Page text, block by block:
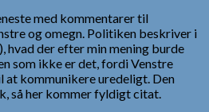
med kommentarer til
og omegn. Politiken beskriver i
hvad der efter min mening burde
som ikke er det, fordi Venstre
at kommunikere uredeligt. Den
så her kommer fyldigt citat.